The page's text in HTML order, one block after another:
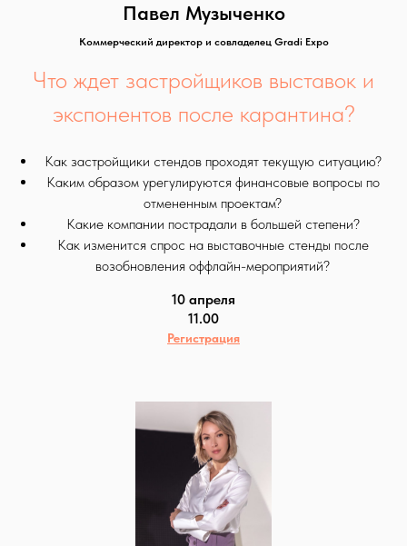
Павел Музыченко
Коммерческий директор и совладелец Gradi Expo
Что ждет застройщиков выставок и
экспонентов после карантина?
Как застройщики стендов проходят текущую ситуацию?
Каким образом урегулируются финансовые вопросы по
отмененным проектам?
Какие компании пострадали в большей степени?
Как изменится спрос на выставочные стенды после
возобновления оффлайн-мероприятий?
10 апреля
11.00
Регистрация